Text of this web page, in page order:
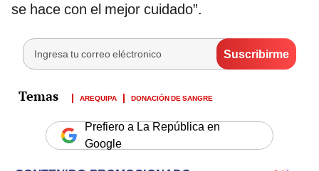
se hace con el mejor cuidado”.
AREQUIPA DONACIÓN DE SANGRE
Prefiero a La República en
Google